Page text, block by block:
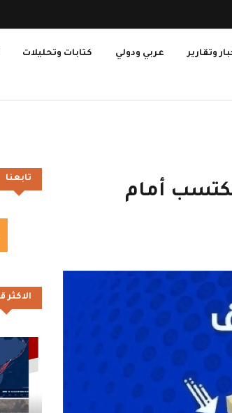
وتقارير عربي ودولي كتابات وتحليلات
أمام
تابعنا
الاكثر